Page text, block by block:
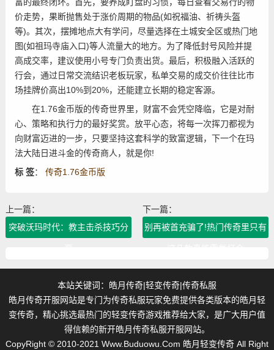
价走势，果断抛售处于涨价周期的物品(如祝福油、祈祷头盔
等)。其次，摆摊地点大有学问，尽量选择在土城安全区或热门地
图(如祖玛寺庙入口)等人流量大的地方。为了降低封号风险并提
高成交率，建议使用小号专门负责出货。最后，积极融入活跃的
行会，通过日常交流结识老板玩家，私单交易的成交价往往比市
场挂牌价高出10%到20%，还能建立长期的稳定客源。
在1.76金币版的传奇世界里，财富不会凭空降临，它是对耐
心、策略和执行力的最好奖赏。放平心态，将每一次挥刀都视为
向财富迈进的一步，只要坚持这套科学的致富逻辑，下一个在玛
法大陆日进斗金的传奇商人，就是你!
标 签： 传奇1.76金币版
上一篇：
突破沃玛时代：教主击杀技巧分
下一篇：
别再被首充骗了!热门传奇里只有
本站关键词： 皓月传奇|轻变传奇|传奇私服
皓月传奇开服网站是专门为传奇私服玩家免费提供各类版本的皓月轻
变传奇，精心挑选最热门的轻变传奇游戏推荐给大家，是广大用户值
得信赖的新开皓月传奇私服开服网站。
CopyRight © 2010-2021 Www.Buduowu.Com 皓月轻变传奇 All Right